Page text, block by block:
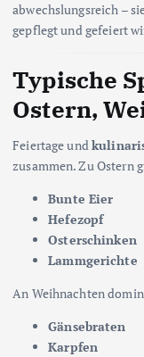
abwechslungsreich –
gepflegt und gefeiert
Typische
Ostern,
Feiertage und
zusammen. Zu Ostern
Bunte Eier
Hefezopf
Osterschinken
Lammgerichte
An Weihnachten
Gänsebraten
Karpfen